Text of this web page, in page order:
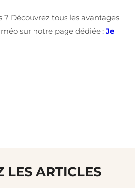
? Découvrez tous les avantages
sur notre page dédiée : Je
LES ARTICLES